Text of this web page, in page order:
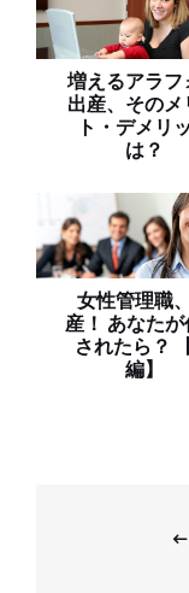
増えるアラフ
出産、そのメ
ト・デメリ
は？
女性管理職
産！ あなた
されたら？
編】